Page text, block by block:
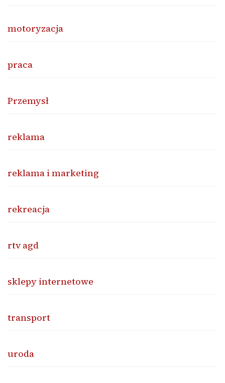
motoryzacja
praca
Przemysł
reklama
reklama i marketing
rekreacja
rtv agd
sklepy internetowe
transport
uroda